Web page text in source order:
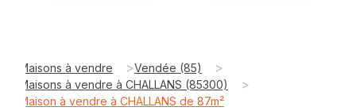
Maisons à vendre >Vendée (85) >
Maisons à vendre à CHALLANS (85300) >
Maison à vendre à CHALLANS de 87m²